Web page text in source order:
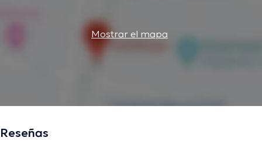
Mostrar el mapa
Reseñas